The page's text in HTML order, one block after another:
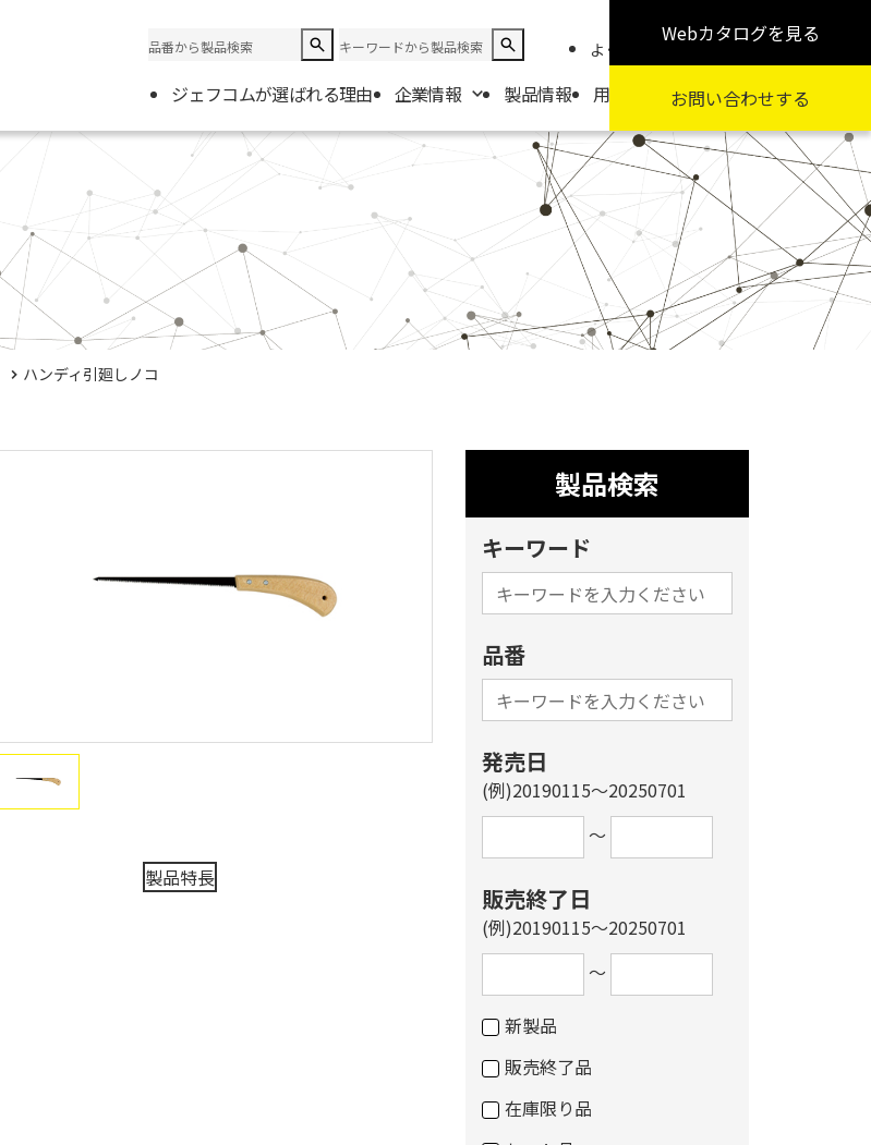
よくある質問 お知らせ 採用情報
ジェフコムが選ばれる理由 企業情報
企業情報
会社概要
電材取扱商社一覧
製品情報 用途から探す カテゴリから探す
Webカタログを見る
お問い合わせする
ハンディ引廻しノコ
製品特長
製品検索
キーワード
品番
発売日
(例)20190115～20250701
～
販売終了日
(例)20190115～20250701
～
新製品
販売終了品
在庫限り品